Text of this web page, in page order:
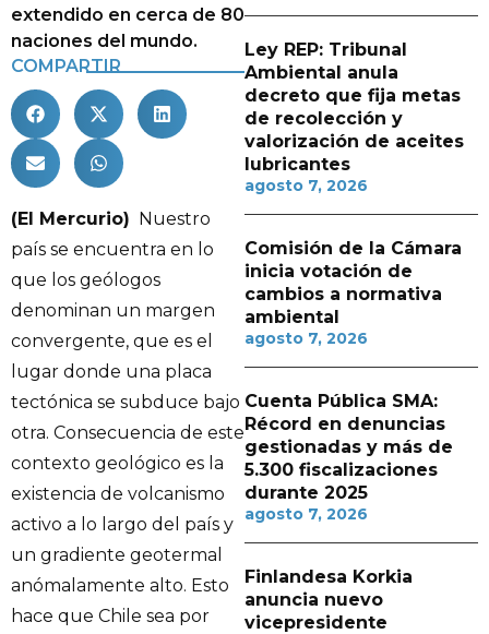
extendido en cerca de 80
naciones del mundo.
COMPARTIR
(El Mercurio) Nuestro
país se encuentra en lo
que los geólogos
denominan un margen
convergente, que es el
lugar donde una placa
tectónica se subduce bajo
otra. Consecuencia de este
contexto geológico es la
existencia de volcanismo
activo a lo largo del país y
un gradiente geotermal
anómalamente alto. Esto
hace que Chile sea por
Ley REP: Tribunal
Ambiental anula
decreto que fija metas
de recolección y
valorización de aceites
lubricantes
agosto 7, 2026
Comisión de la Cámara
inicia votación de
cambios a normativa
ambiental
agosto 7, 2026
Cuenta Pública SMA:
Récord en denuncias
gestionadas y más de
5.300 fiscalizaciones
durante 2025
agosto 7, 2026
Finlandesa Korkia
anuncia nuevo
vicepresidente